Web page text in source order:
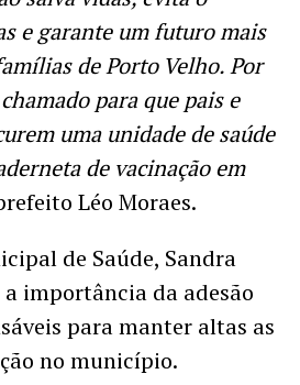
e garante um futuro mais
de Porto Velho. Por
para que pais e
uma unidade de saúde
de vacinação em
Léo Moraes.
de Saúde, Sandra
a importância da adesão
para manter altas as
no município.